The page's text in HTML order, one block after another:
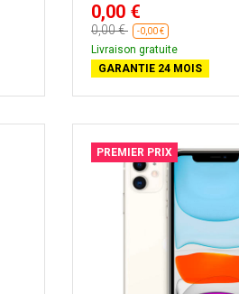
0,00 €
0,00 € -0,00 €
Livraison gratuite
GARANTIE 24 MOIS
PREMIER PRIX